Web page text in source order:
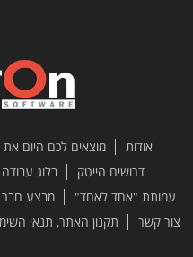
אודות מוצאים לכם היום
דרושים הייטק
בלוג
עמותת "אחד לאחד"
מבצע חבר
צור קשר
תקנון האתר, תנאי